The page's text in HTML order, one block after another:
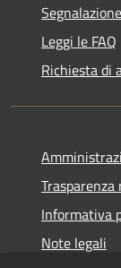
Leggi le FAQ
Richiesta di
Informativa
Note legali